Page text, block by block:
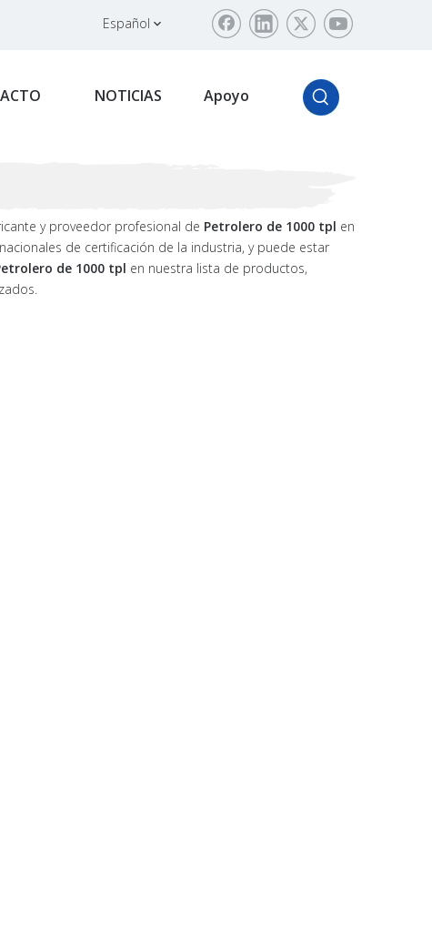
Español
NOTICIAS Apoyo
y proveedor profesional de Petrolero de 1000 tpl en
de certificación de la industria, y puede estar
de 1000 tpl en nuestra lista de productos,